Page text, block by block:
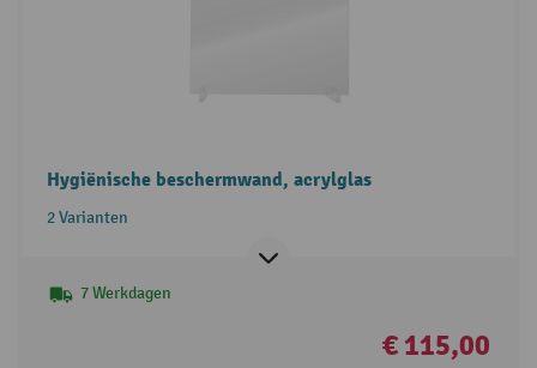
Hygiënische beschermwand, acrylglas
2 Varianten
7 Werkdagen
€ 115,00